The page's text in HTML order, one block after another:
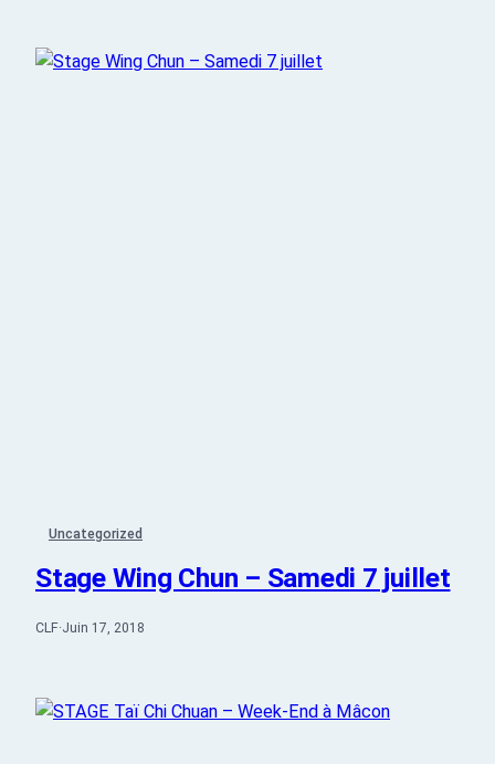
Uncategorized
Stage Wing Chun – Samedi 7 juillet
CLF·Juin 17, 2018